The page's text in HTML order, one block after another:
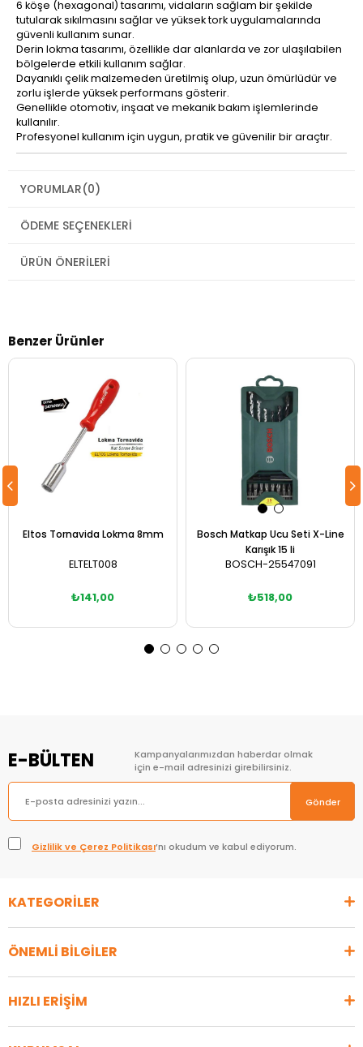
6 köşe (hexagonal) tasarımı, vidaların sağlam bir şekilde
tutularak sıkılmasını sağlar ve yüksek tork uygulamalarında
güvenli kullanım sunar.
Derin lokma tasarımı, özellikle dar alanlarda ve zor ulaşılabilen
bölgelerde etkili kullanım sağlar.
Dayanıklı çelik malzemeden üretilmiş olup, uzun ömürlüdür ve
zorlu işlerde yüksek performans gösterir.
Genellikle otomotiv, inşaat ve mekanik bakım işlemlerinde
kullanılır.
Profesyonel kullanım için uygun, pratik ve güvenilir bir araçtır.
YORUMLAR(0)
ÖDEME SEÇENEKLERI
ÜRÜN ÖNERILERI
Benzer Ürünler
Eltos Tornavida Lokma 8mm
ELTELT008
₺141,00
Bosch Matkap Ucu Seti X-Line
Karışık 15 li
BOSCH-25547091
₺518,00
E-BÜLTEN
Kampanyalarımızdan haberdar olmak
için e-mail adresinizi girebilirsiniz.
Gönder
Gizlilik ve Çerez Politikası’nı okudum ve kabul ediyorum.
KATEGORİLER
ÖNEMLİ BİLGİLER
HIZLI ERİŞİM